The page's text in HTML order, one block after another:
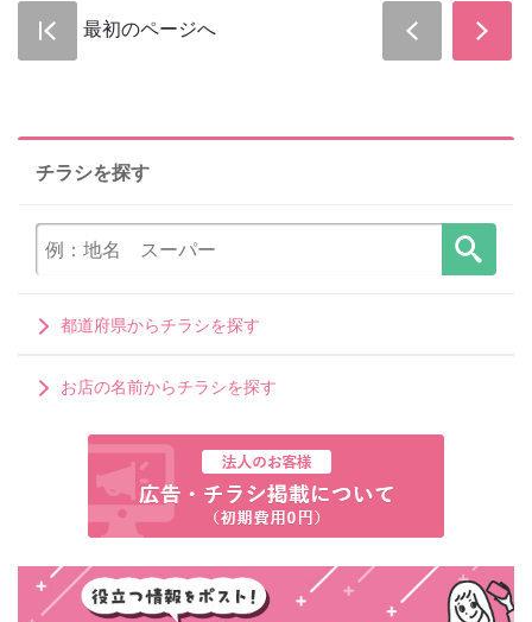
最初のページへ
チラシを探す
都道府県からチラシを探す
お店の名前からチラシを探す